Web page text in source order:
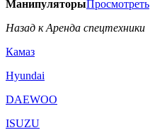
МанипуляторыПросмотреть
Назад к Аренда спецтехники
Камаз
Hyundai
DAEWOO
ISUZU